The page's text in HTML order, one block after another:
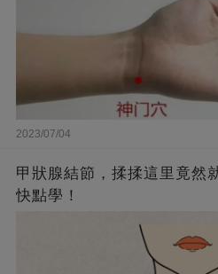
2023/07/04
甲狀腺結節，揉揉這里竟然
快點學！